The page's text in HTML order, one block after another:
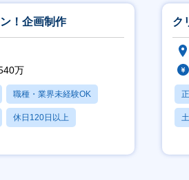
！企画制作
万
職種・業界未経験OK
休日120日以上
ク